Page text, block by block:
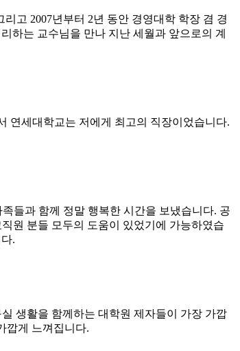
고 2007년부터 2년 동안 경영대학 학장 겸 경
하는 교수님을 만나 지난 세월과 앞으로의 계
연세대학교는 저에게 최고의 직장이었습니다.
들과 함께 정말 행복한 시간을 보냈습니다. 공
원 분들 모두의 도움이 있었기에 가능하였습
다.
생활을 함께하는 대학원 제자들이 가장 가깝
깝게 느껴집니다.